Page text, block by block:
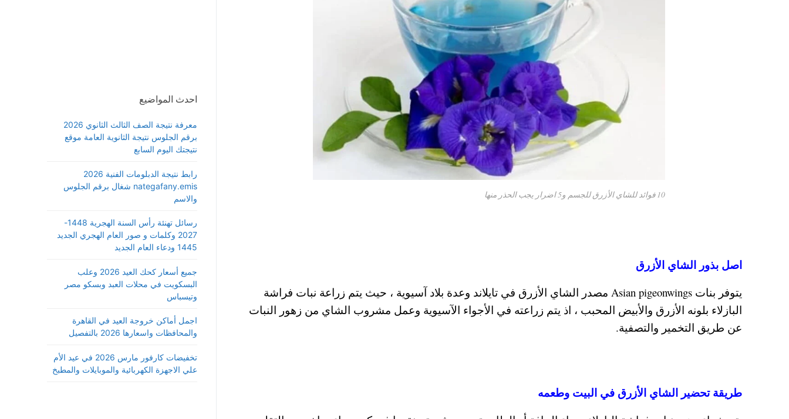
10 فوائد للشاي الأزرق للجسم و5 اضرار يجب الحذر منها
اصل بذور الشاي الأزرق
يتوفر بنات Asian pigeonwings مصدر الشاي الأزرق في تايلاند وعدة بلاد آسيوية ، حيث يتم زراعة نبات فراشة
البازلاء بلونه الأزرق والأبيض المحبب ، اذ يتم زراعته في الأجواء الآسيوية وعمل مشروب الشاي من زهور النبات
عن طريق التخمير والتصفية.
طريقة تحضير الشاي الأزرق في البيت وطعمه
احدث المواضيع
معرفة نتيجة الصف الثالث الثانوي 2026
برقم الجلوس نتيجة الثانوية العامة موقع
نتيجتك اليوم السابع
رابط نتيجة الدبلومات الفنية 2026
nategafany.emis شغال برقم الجلوس
والاسم
رسائل تهنئة رأس السنة الهجرية 1448-
2027 وكلمات و صور العام الهجري الجديد
1445 ودعاء العام الجديد
جميع أسعار كحك العيد 2026 وعلب
البسكويت في محلات العبد وبسكو مصر
وتيسباس
اجمل أماكن خروجة العيد في القاهرة
والمحافظات واسعارها 2026 بالتفصيل
تخفيضات كارفور مارس 2026 في عيد الأم
علي الاجهزة الكهربائية والموبايلات والمطبخ